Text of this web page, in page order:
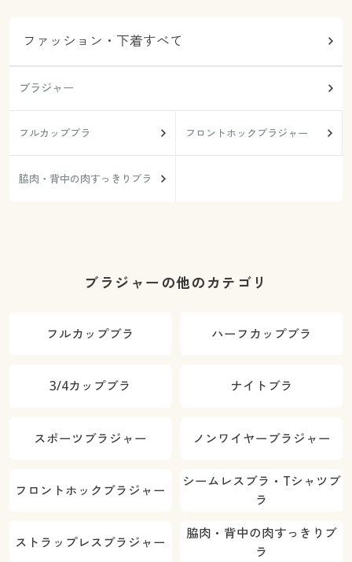
ファッション・下着すべて
ブラジャー
フルカップブラ フロントホックブラジャー
脇肉・背中の肉すっきりブラ
ブラジャーの他のカテゴリ
フルカップブラ ハーフカップブラ
3/4カップブラ ナイトブラ
スポーツブラジャー ノンワイヤーブラジャー
フロントホックブラジャー
シームレスブラ・Tシャツブ
ラ
ストラップレスブラジャー
脇肉・背中の肉すっきりブ
ラ